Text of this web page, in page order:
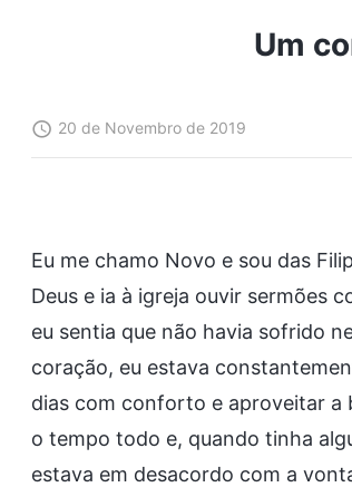
Um
20 de Novembro de 2019
Eu me chamo Novo e sou das
Deus e ia à igreja ouvir sermões
eu sentia que não havia sofrido
coração, eu estava
dias com conforto e aproveitar a
o tempo todo e, quando tinha
estava em desacordo com a